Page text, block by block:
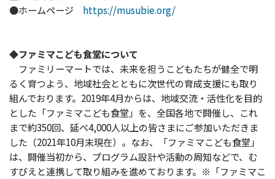
●ホームページ https://musubie.org/
◆ファミマこども食堂について
ファミリーマートでは、未来を担うこどもたちが健全で明
るく育つよう、地域社会とともに次世代の育成支援にも取り
組んでおります。2019年4月からは、地域交流・活性化を目的
とした「ファミマこども食堂」を、全国各地で開催し、これ
まで約350回、延べ4,000人以上の皆さまにご参加いただきま
した（2021年10月末現在）。なお、「ファミマこども食堂」
は、開催当初から、プログラム設計や活動の周知などで、む
すびえと連携して取り組みを進めております。※「ファミマこ